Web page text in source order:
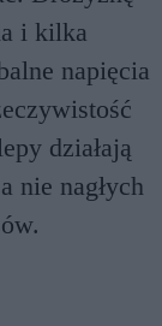
i kilka
napięcia
działają
nie nagłych